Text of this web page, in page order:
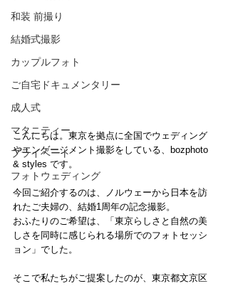
和装 前撮り
結婚式撮影
カップルフォト
ご自宅ドキュメンタリー
成人式
マタニティー
プライベート
フォトウェディング
こんにちは。東京を拠点に全国でウェディング
やエンゲージメント撮影をしている、bozphoto
& styles です。
今回ご紹介するのは、ノルウェーから日本を訪
れたご夫婦の、結婚1周年の記念撮影。
おふたりのご希望は、「東京らしさと自然の美
しさを同時に感じられる場所でのフォトセッシ
ョン」でした。
そこで私たちがご提案したのが、東京都文京区